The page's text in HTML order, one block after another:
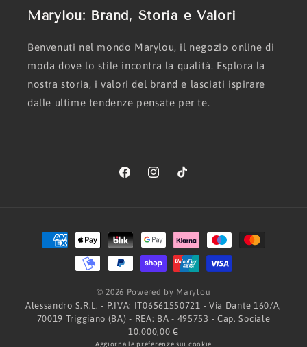
Marylou: Brand, Storia e Valori
Benvenuti nel mondo Marylou, il negozio online di
moda dove lo stile incontra la qualità. Esplora la
nostra storia, i valori del brand e lasciati ispirare
dalle ultime tendenze pensate per te.
FacebookInstagramTikTok
Metodi
di
pagamento
© 2026 Powered by Marylou
Alessandro S.R.L. - P.IVA: IT06561550721 - Via Dante 160/A,
70019 Triggiano (BA) - REA: BA - 495753 - Cap. Sociale
10.000,00 €
Aggiorna le preferenze sui cookie